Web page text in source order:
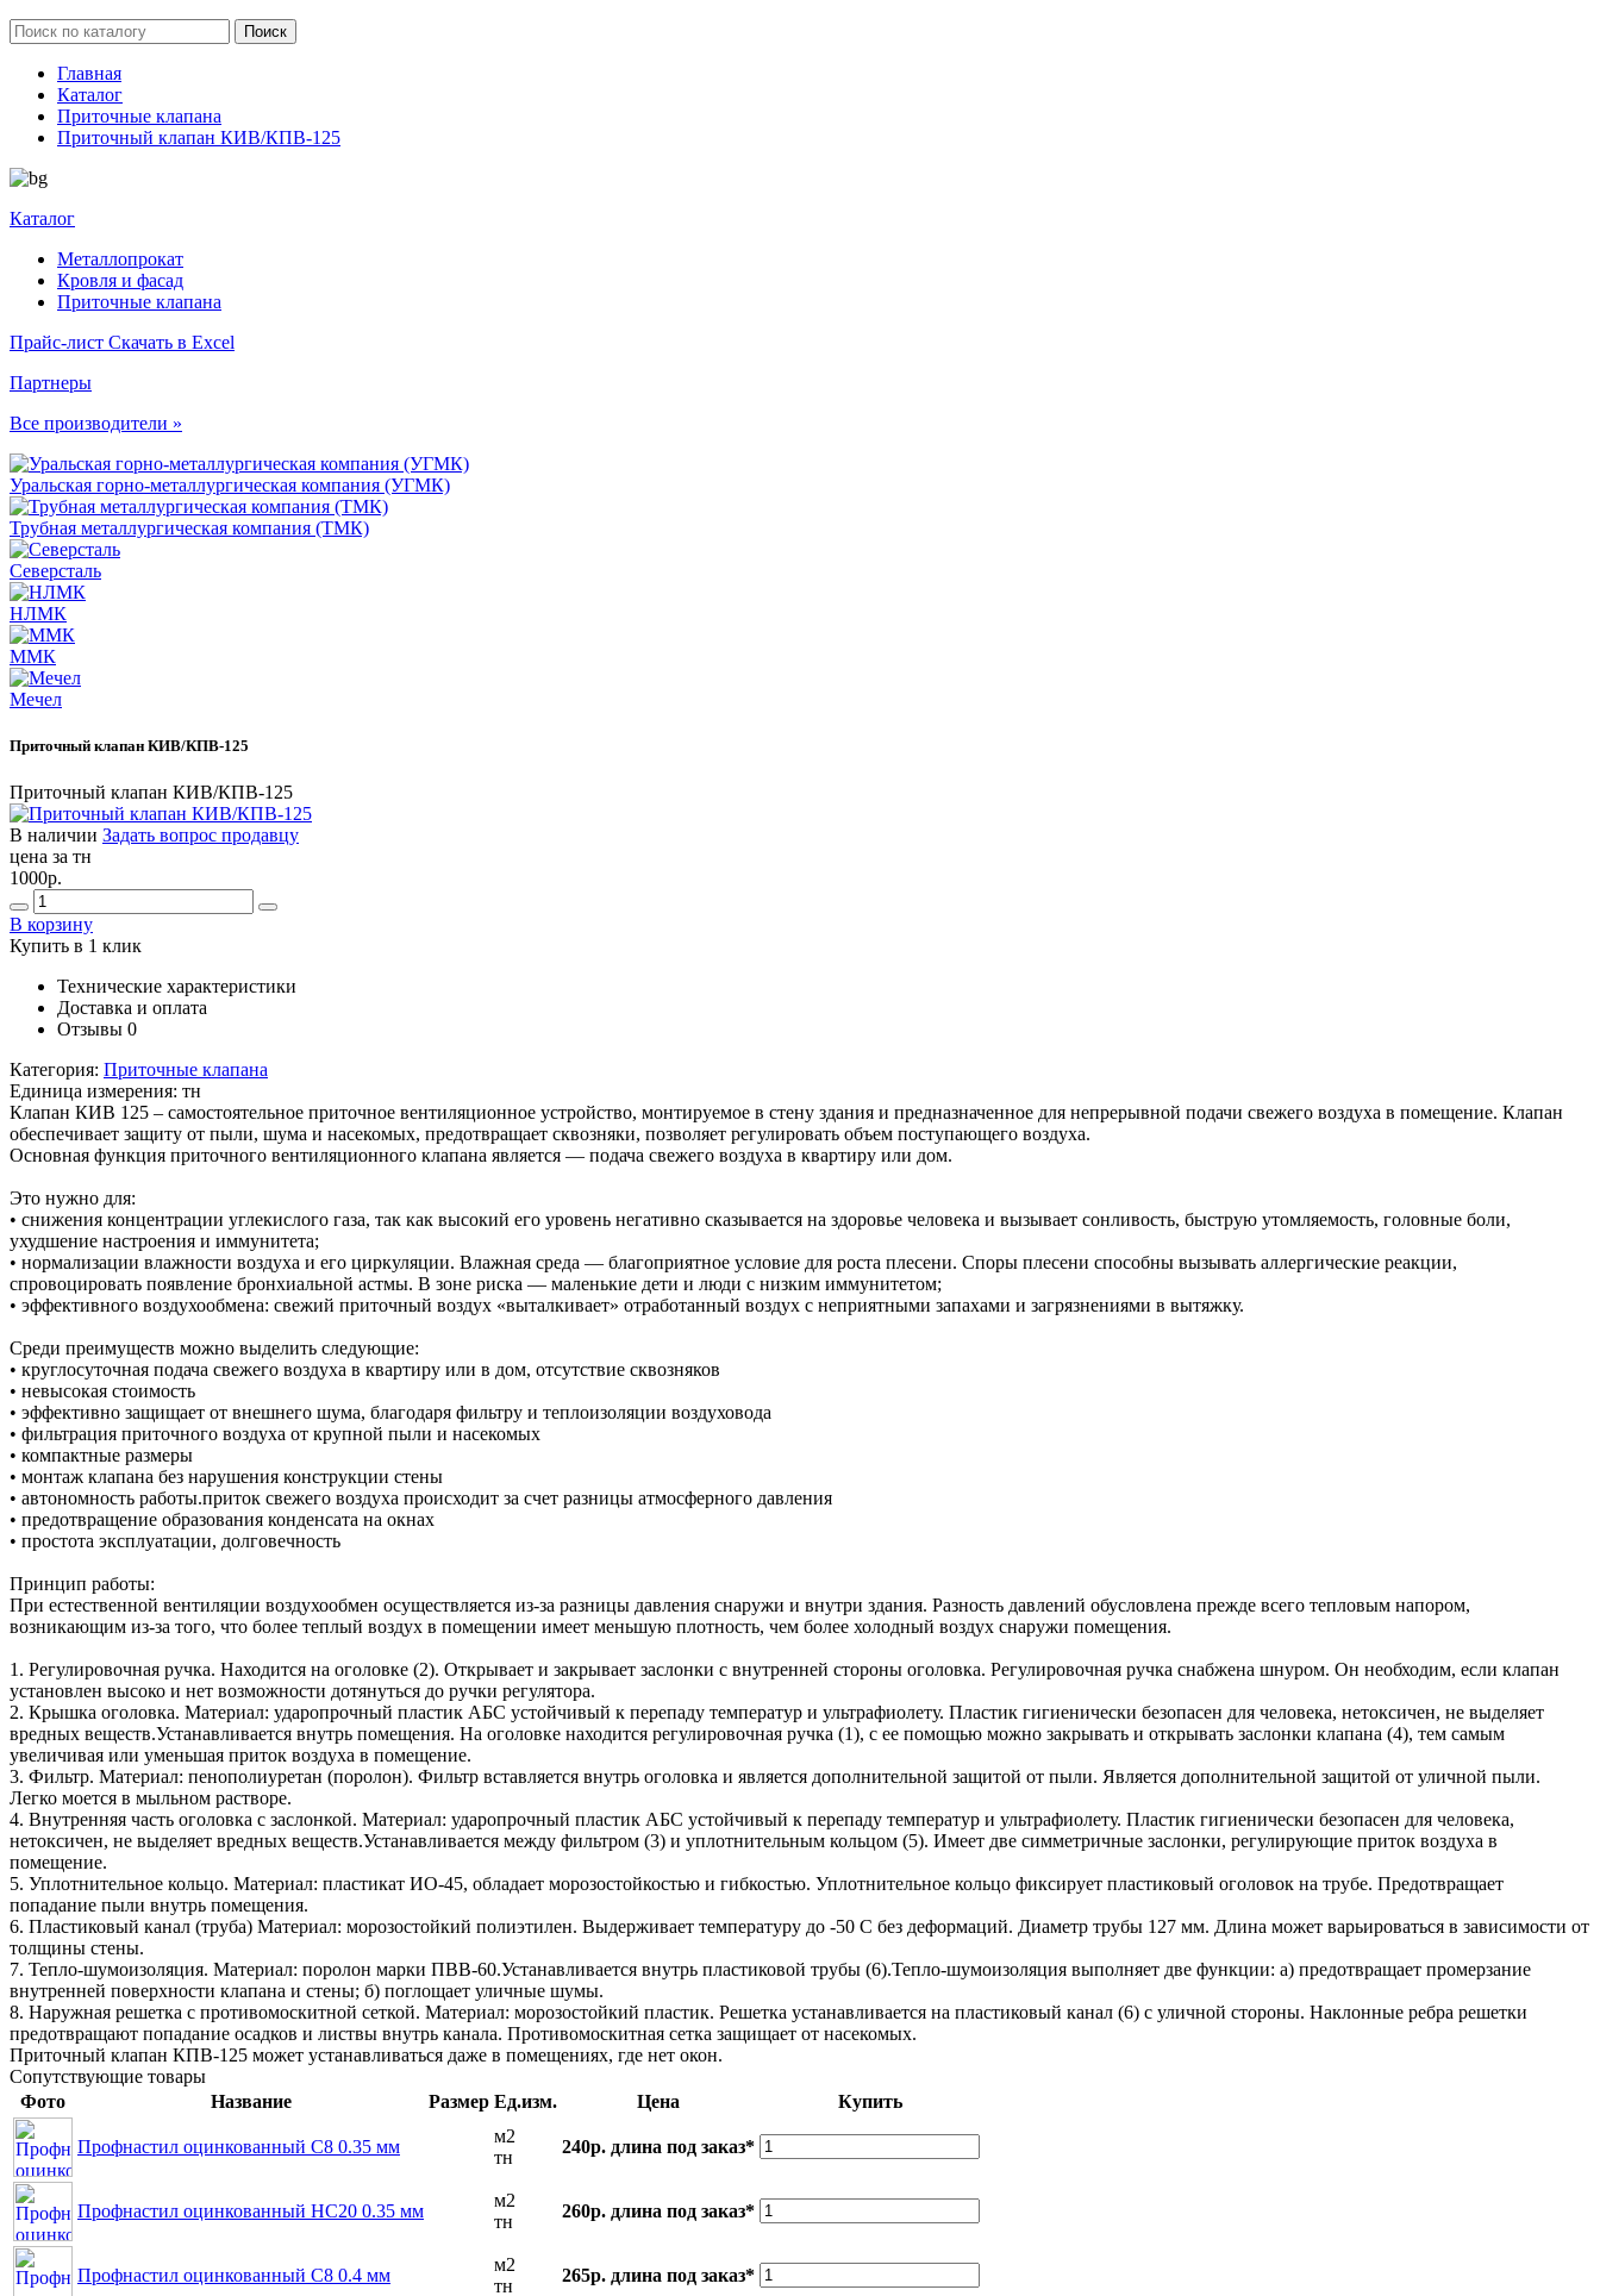
Главная
Каталог
Приточные клапана
Приточный клапан КИВ/КПВ-125
Каталог
Металлопрокат
Кровля и фасад
Приточные клапана
Прайс-лист Скачать в Excel
Партнеры
Все производители »
Уральская горно-металлургическая компания (УГМК)
Трубная металлургическая компания (ТМК)
Северсталь
НЛМК
ММК
Мечел
Приточный клапан КИВ/КПВ-125
Приточный клапан КИВ/КПВ-125
В наличии Задать вопрос продавцу
цена за тн
1000р.
В корзину
Купить в 1 клик
Технические характеристики
Доставка и оплата
Отзывы 0
Категория: Приточные клапана
Единица измерения: тн
Клапан КИВ 125 – самостоятельное приточное вентиляционное устройство, монтируемое в стену здания и предназначенное для непрерывной подачи свежего воздуха в помещение. Клапан
обеспечивает защиту от пыли, шума и насекомых, предотвращает сквозняки, позволяет регулировать объем поступающего воздуха.
Основная функция приточного вентиляционного клапана является — подача свежего воздуха в квартиру или дом.
Это нужно для:
• снижения концентрации углекислого газа, так как высокий его уровень негативно сказывается на здоровье человека и вызывает сонливость, быструю утомляемость, головные боли,
ухудшение настроения и иммунитета;
• нормализации влажности воздуха и его циркуляции. Влажная среда — благоприятное условие для роста плесени. Споры плесени способны вызывать аллергические реакции,
спровоцировать появление бронхиальной астмы. В зоне риска — маленькие дети и люди с низким иммунитетом;
• эффективного воздухообмена: свежий приточный воздух «выталкивает» отработанный воздух с неприятными запахами и загрязнениями в вытяжку.
Среди преимуществ можно выделить следующие:
• круглосуточная подача свежего воздуха в квартиру или в дом, отсутствие сквозняков
• невысокая стоимость
• эффективно защищает от внешнего шума, благодаря фильтру и теплоизоляции воздуховода
• фильтрация приточного воздуха от крупной пыли и насекомых
• компактные размеры
• монтаж клапана без нарушения конструкции стены
• автономность работы.приток свежего воздуха происходит за счет разницы атмосферного давления
• предотвращение образования конденсата на окнах
• простота эксплуатации, долговечность
Принцип работы:
При естественной вентиляции воздухообмен осуществляется из-за разницы давления снаружи и внутри здания. Разность давлений обусловлена прежде всего тепловым напором,
возникающим из-за того, что более теплый воздух в помещении имеет меньшую плотность, чем более холодный воздух снаружи помещения.
1. Регулировочная ручка. Находится на оголовке (2). Открывает и закрывает заслонки с внутренней стороны оголовка. Регулировочная ручка снабжена шнуром. Он необходим, если клапан
установлен высоко и нет возможности дотянуться до ручки регулятора.
2. Крышка оголовка. Материал: ударопрочный пластик АБС устойчивый к перепаду температур и ультрафиолету. Пластик гигиенически безопасен для человека, нетоксичен, не выделяет
вредных веществ.Устанавливается внутрь помещения. На оголовке находится регулировочная ручка (1), с ее помощью можно закрывать и открывать заслонки клапана (4), тем самым
увеличивая или уменьшая приток воздуха в помещение.
3. Фильтр. Материал: пенополиуретан (поролон). Фильтр вставляется внутрь оголовка и является дополнительной защитой от пыли. Является дополнительной защитой от уличной пыли.
Легко моется в мыльном растворе.
4. Внутренняя часть оголовка с заслонкой. Материал: ударопрочный пластик АБС устойчивый к перепаду температур и ультрафиолету. Пластик гигиенически безопасен для человека,
нетоксичен, не выделяет вредных веществ.Устанавливается между фильтром (3) и уплотнительным кольцом (5). Имеет две симметричные заслонки, регулирующие приток воздуха в
помещение.
5. Уплотнительное кольцо. Материал: пластикат ИО-45, обладает морозостойкостью и гибкостью. Уплотнительное кольцо фиксирует пластиковый оголовок на трубе. Предотвращает
попадание пыли внутрь помещения.
6. Пластиковый канал (труба) Материал: морозостойкий полиэтилен. Выдерживает температуру до -50 С без деформаций. Диаметр трубы 127 мм. Длина может варьироваться в зависимости от
толщины стены.
7. Тепло-шумоизоляция. Материал: поролон марки ПВВ-60.Устанавливается внутрь пластиковой трубы (6).Тепло-шумоизоляция выполняет две функции: а) предотвращает промерзание
внутренней поверхности клапана и стены; б) поглощает уличные шумы.
8. Наружная решетка с противомоскитной сеткой. Материал: морозостойкий пластик. Решетка устанавливается на пластиковый канал (6) с уличной стороны. Наклонные ребра решетки
предотвращают попадание осадков и листвы внутрь канала. Противомоскитная сетка защищает от насекомых.
Приточный клапан КПВ-125 может устанавливаться даже в помещениях, где нет окон.
Сопутствующие товары
Фото
Название Размер Ед.изм. Цена Купить
Профнастил оцинкованный С8 0.35 мм
м2
тн
240р. длина под заказ*
Профнастил оцинкованный НС20 0.35 мм
м2
тн
260р. длина под заказ*
Профнастил оцинкованный С8 0.4 мм
м2
тн
265р. длина под заказ*